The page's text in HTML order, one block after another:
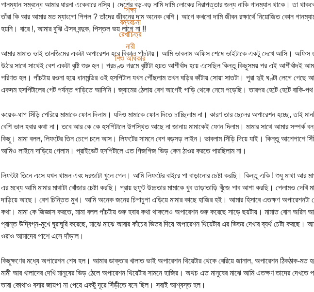
শিক্ষা
রম্যরচনা
রেখাচিত্র
নারী
শিশু অধিকার
গানম্যান সম্বন্ধে আমার ধারনা একেবারে নস্যি। দেশের বড়-বড় নামি দামি লোকের নিরাপত্তার জন্য নাকি গানম্যান থাকে। তা
তাঁরা কি আর আমার মত ম্যাংগো পিপল ? তাঁদের জীবনের দাম অনেক বেশি। আগে কখনো দামি জীবন রক্ষার্থে নিয়োজিত কোন
হয়নি। বারে !, আমার বুঝি ঐসব বন্দুক, পিস্তল ভয় লাগে না !!
আমার মামাত ভাই তানজিমের একটা অপারেশন হবে বিকাল পাঁচটায়। আমি ভাবলাম অফিস শেষে ভাইটাকে একটু দেখে আসি। অফিস
উঠার সাথে সাথেই বেশ একটা বৃষ্টি শুরু হল। প্রচণ্ড গরমে বৃষ্টিটা হয়ত আশীর্বাদ হয়ে এসেছিল কিন্তু কিছুসময় পর এই আশীর্বাদই
পরিণত হল। পাঁচটায় রওনা হয়ে ধানমন্ডির ওই হসপিটাল যখন পৌঁছলাম তখন ঘড়ির কাঁটায় সোয়া সাতটা। পুরা দুই ঘণ্টা লেগে
একদম হসপিটালের গেট পর্যন্ত গাড়িতে আসিনি। জ্যামের ঠেলায় বেশ আগেই গাড়ি থেকে নেমে পড়েছি। তারপর হেটে হেটে বাকি-
কয়েক-ধাপ সিঁড়ি পেরিয়ে মামাকে ফোন দিলাম। যদিও মামাকে ফোন দিতে চাচ্ছিলাম না। কারণ তার ছেলের অপারেশন হচ্ছে, তাই
বেশি ভাল হবার কথা না। তবে আর কে কে হসপিটালে উপস্থিত আছে না জানায় মামাকেই ফোন দিলাম। মামার সাথে আমার সম্পর্ক
কিছু। মামা বলল, লিফটের তিন চেপে চলে আস। লিফটের সামনে বেশ বড়সড় লাইন। ভাবলাম সিঁড়ি দিয়ে যাই। কিন্তু আশেপাশে
আমিও লাইনে দাড়িয়ে গেলাম। প্রাইভেট হসপিটালে এত গিজগিজ ভিড় কেন ঠাওর করতে পারছিলাম না।
লিফটটা তিনে এসে যখন থামল এবং দরজাটা খুলে গেল। আমি লিফটের বাইরে পা বাড়ানোর চেষ্টা করছি। কিন্তু একি ! শুধু মাথা আর
এর মধ্যে আমি মামার মাথাটা খোঁজার চেষ্টা করছি। প্রায় ছফুট উচ্চতার মামাকে খুব তাড়াতাড়ি খুঁজে পাব আশা করছি। পেলামও দেখি
দাড়িয়ে আছে। বেশ চিন্তিত মুখ। আমি অনেক জনের চিপাচুপা এড়িয়ে মামার কাছে হাজির হই। আমার হিসাবে এতক্ষণ অপারেশনটা
কথা। মামা কে জিজ্ঞাস করতে, মামা বলল পাঁচটায় শুরু হবার কথা থাকলেও অপারেশন শুরু করেছে সাড়ে ছয়টায়। মামাত বোন অরিন
প্রান্ত উদ্বিগ্ন-মুখে ঘুরাঘুরি করেছে, মাঝে মাঝে আবার কাঁচের ভিতর দিয়ে অপারেশন থিয়েটার এর ভিতর দেখার ব্যর্থ চেষ্টা করছে।
ওরাও আমাদের পাশে এসে দাঁড়াল।
কিছুক্ষণের মধ্যে অপারেশন শেষ হল। আমার ডাক্তার খালাত ভাই অপারেশন থিয়েটার থেকে বেরিয়ে জানাল, অপারেশন ঠিকঠাক-মত
মামী আর খালাদের দেখি মানুষের ভিড় ঠেলে অপারেশন থিয়েটার সামনে হাজির। অথচ এত মানুষের মাঝে আমি এতক্ষণ তাদের দেখতে
তারা কোথাও বসার জায়গা না পেয়ে একটু দূরে সিঁড়ীতে বসে ছিল। সবাই আশ্বস্ত হল।